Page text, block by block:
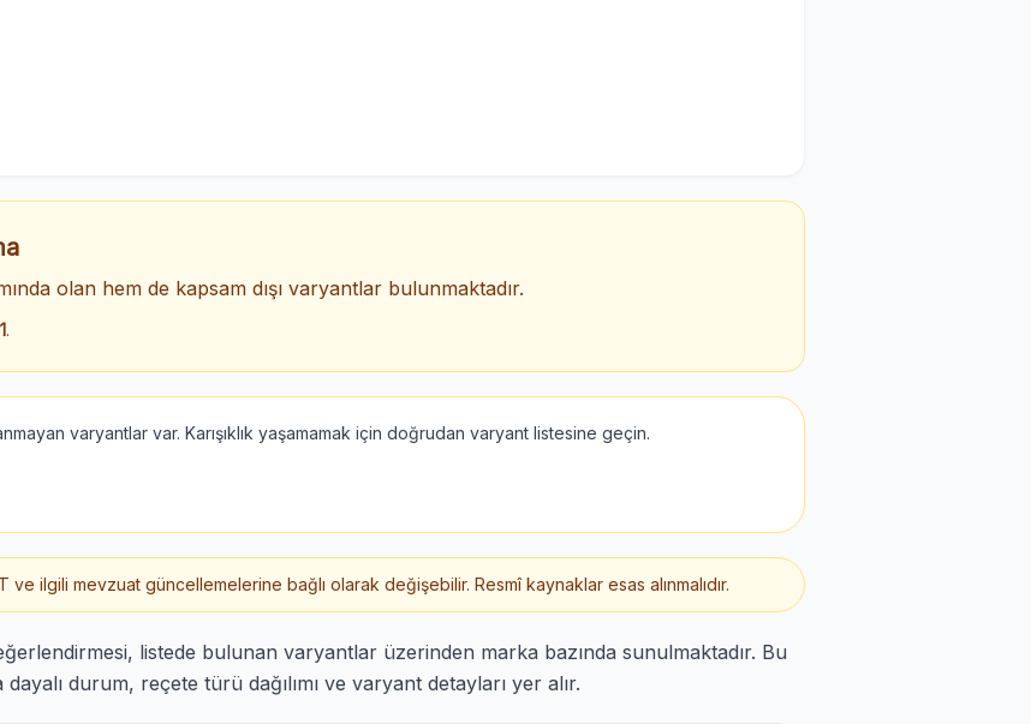
olan hem de kapsam dışı varyantlar bulunmaktadır.
1.
varyantlar var. Karışıklık yaşamamak için doğrudan varyant listesine geçin.
ve ilgili mevzuat güncellemelerine bağlı olarak değişebilir. Resmî kaynaklar esas alınmalıdır.
listede bulunan varyantlar üzerinden marka bazında sunulmaktadır. Bu
durum, reçete türü dağılımı ve varyant detayları yer alır.